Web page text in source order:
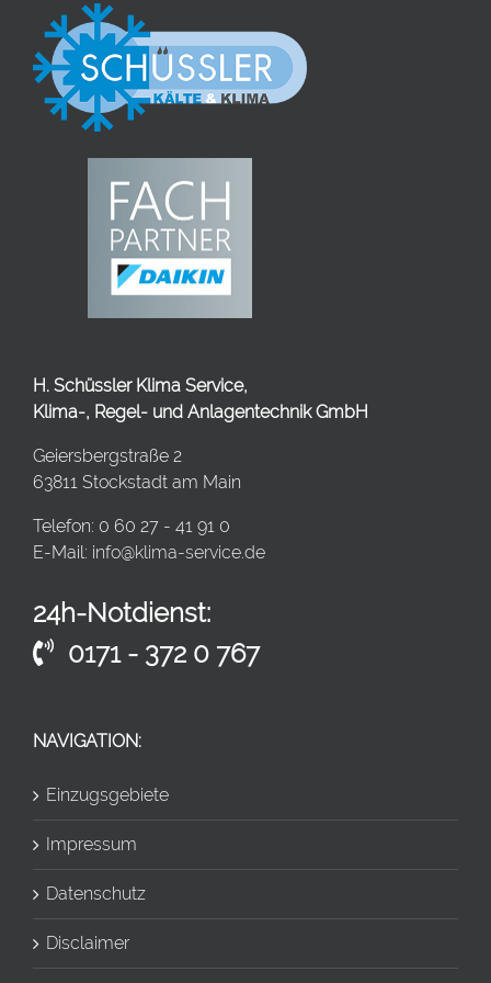
H. Schüssler Klima Service,
Klima-, Regel- und Anlagentechnik GmbH
Geiersbergstraße 2
63811 Stockstadt am Main
Telefon: 0 60 27 - 41 91 0
E-Mail: info@klima-service.de
24h-Notdienst:
0171 - 372 0 767
NAVIGATION:
Einzugsgebiete
Impressum
Datenschutz
Disclaimer